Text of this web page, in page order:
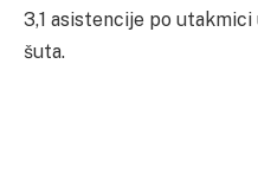
3,1 asistencije po
šuta.